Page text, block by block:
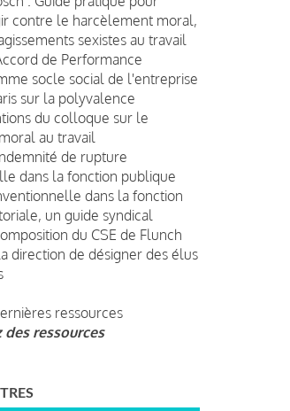
contre le harcèlement moral,
sexistes au travail
de Performance
socle social de l'entreprise
sur la polyvalence
du colloque sur le
au travail
de rupture
dans la fonction publique
dans la fonction
un guide syndical
du CSE de Flunch
direction de désigner des élus
ressources
des ressources